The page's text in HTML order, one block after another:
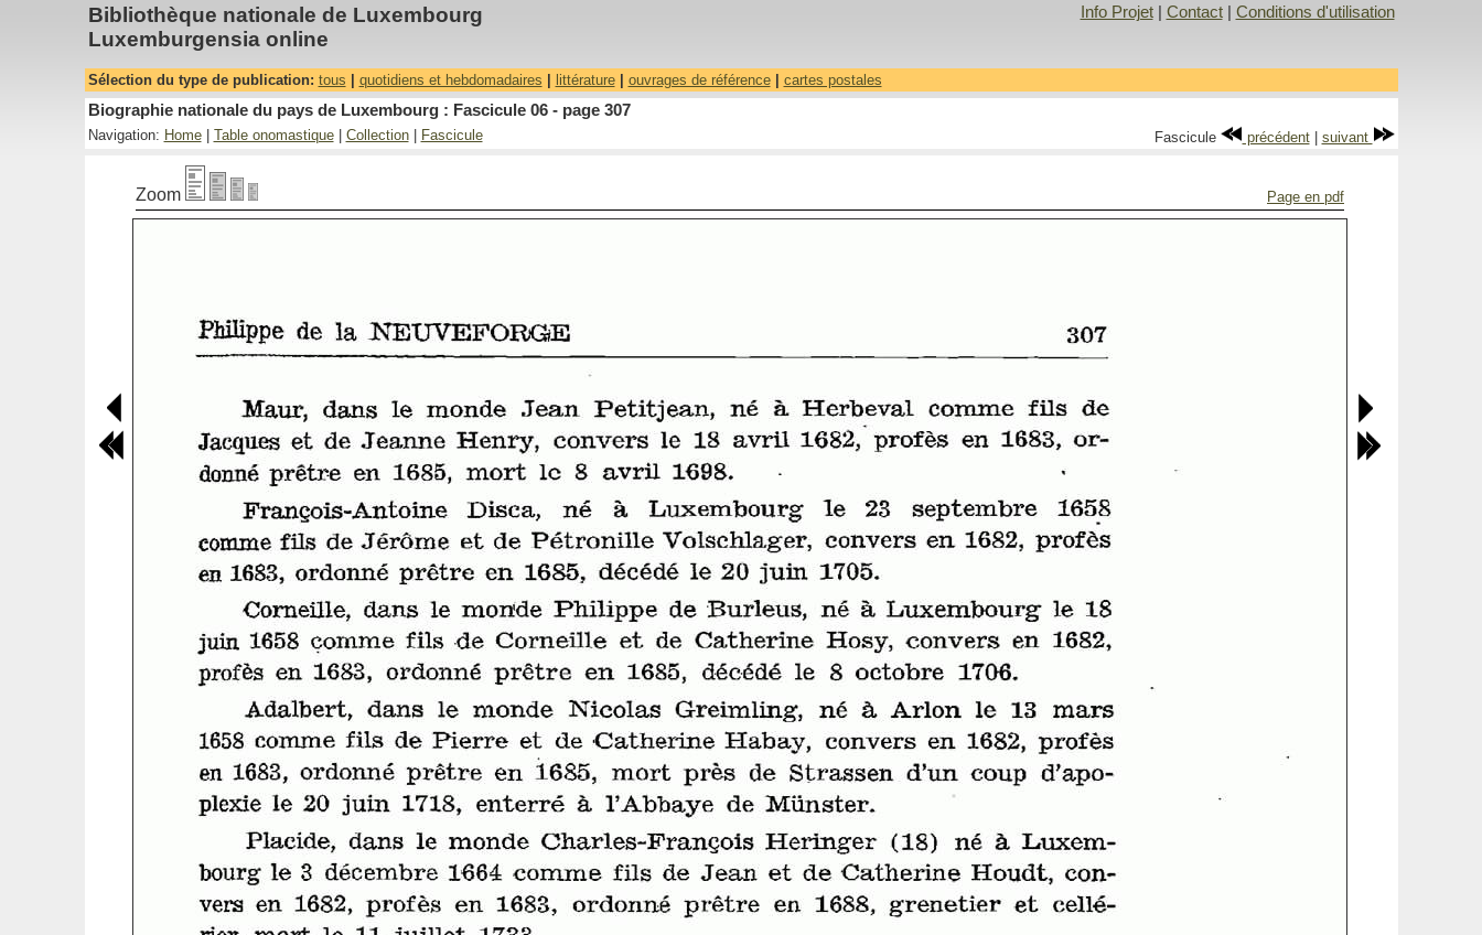
Bibliothèque nationale de Luxembourg
Luxemburgensia online
Info Projet| Contact| Conditions d'utilisation
Sélection du type de publication: tous quotidiens et hebdomadaires littérature| ouvrages de référence| cartes postales
Biographie nationale du pays de Luxembourg : Fascicule 06 - page 307
Navigation: Home| Table onomastique| Collection| Fascicule Fascicule précédent| suivant
Zoom Page en pdf